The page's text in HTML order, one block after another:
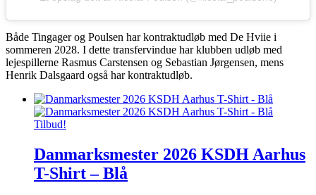
Både Tingager og Poulsen har kontraktudløb med De Hviie i
sommeren 2028. I dette transfervindue har klubben udløb med
lejespillerne Rasmus Carstensen og Sebastian Jørgensen, mens
Henrik Dalsgaard også har kontraktudløb.
Tilbud!
Danmarksmester 2026 KSDH Aarhus
T-Shirt – Blå